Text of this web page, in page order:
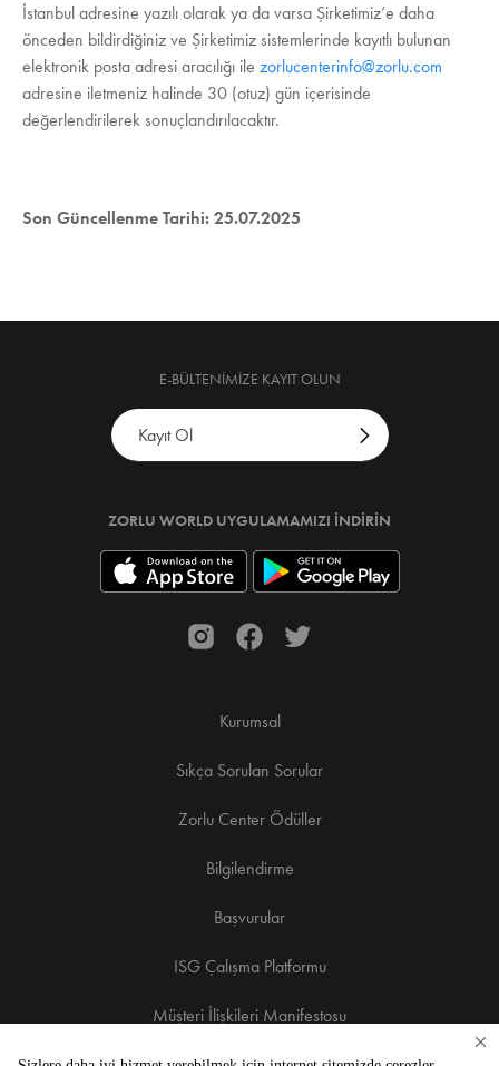
İstanbul adresine yazılı olarak ya da varsa Şirketimiz’e daha
önceden bildirdiğiniz ve Şirketimiz sistemlerinde kayıtlı bulunan
elektronik posta adresi aracılığı ile zorlucenterinfo@zorlu.com
adresine iletmeniz halinde 30 (otuz) gün içerisinde
değerlendirilerek sonuçlandırılacaktır.
Son Güncellenme Tarihi: 25.07.2025
Kurumsal
Sıkça Sorulan Sorular
Zorlu Center Ödüller
Bilgilendirme
Başvurular
ISG Çalışma Platformu
Müşteri İlişkileri Manifestosu
E-BÜLTENIMIZE KAYIT OLUN
ZORLU WORLD UYGULAMAMIZI İNDIRIN